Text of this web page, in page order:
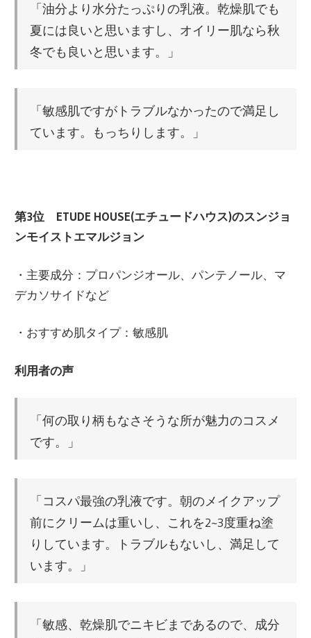
「油分より水分たっぷりの乳液。乾燥肌でも
夏には良いと思いますし、オイリー肌なら秋
冬でも良いと思います。」
「敏感肌ですがトラブルなかったので満足し
ています。もっちりします。」
第3位 ETUDE HOUSE(エチュードハウス)のスンジョ
ンモイストエマルジョン
・主要成分：プロパンジオール、パンテノール、マ
デカソサイドなど
・おすすめ肌タイプ：敏感肌
利用者の声
「何の取り柄もなさそうな所が魅力のコスメ
です。」
「コスパ最強の乳液です。朝のメイクアップ
前にクリームは重いし、これを2~3度重ね塗
りしています。トラブルもないし、満足して
います。」
「敏感、乾燥肌でニキビまであるので、成分